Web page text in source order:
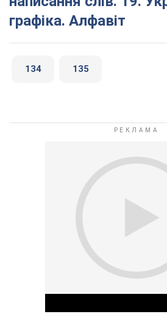
графіка. Алфавіт
134 135